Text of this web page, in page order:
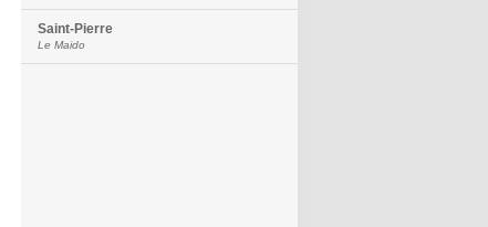
Saint-Pierre
Le Maido